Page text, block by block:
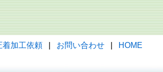
着加工依頼 お問い合わせ HOME